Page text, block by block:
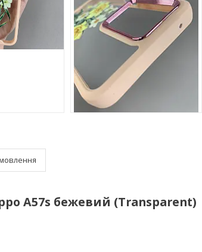
A57s бежевий (Transparent)